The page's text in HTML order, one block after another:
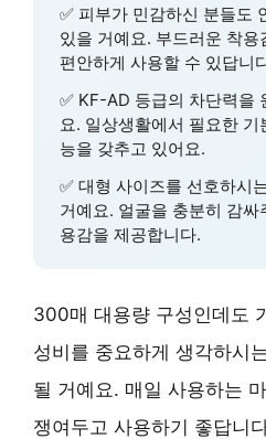
✅ 피부가 민감하신 분들도
있을 거예요. 부드러운 착용
편안하게 사용할 수 있답니
✅ KF-AD 등급의 차단력을
요. 일상생활에서 필요한
능을 갖추고 있어요.
✅ 대형 사이즈를 선호하시
거예요. 얼굴을 충분히 감
용감을 제공합니다.
300매 대용량 구성인데도
성비를 중요하게 생각하시
될 거예요. 매일 사용하는
쟁여두고 사용하기 좋답니